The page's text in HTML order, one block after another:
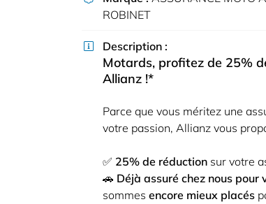
En cochant cette case, vous consentez à recevoir nos
l'adresse email indiqué ci-dessus. Vous pouvez vous
le formulaire de désinscription
Inscription
ROBINET
 Description :
Motards, profitez de 25%
Allianz !*
Parce que vous méritez une
votre passion, Allianz vous
✅ 25% de réduction sur votre
🚗 Déjà assuré chez nous pour
sommes encore mieux placés